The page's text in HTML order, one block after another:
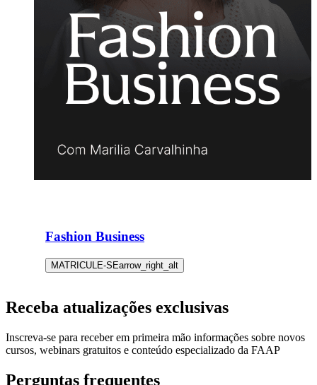
Fashion Business
MATRICULE-SEarrow_right_alt
Receba atualizações exclusivas
Inscreva-se para receber em primeira mão informações sobre novos
cursos, webinars gratuitos e conteúdo especializado da FAAP
Perguntas frequentes